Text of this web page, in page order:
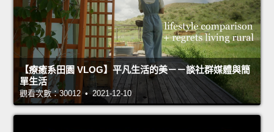
【療癒系田園 VLOG】平凡生活的美－－談社群媒體與簡
單生活
觀看次數：30012 • 2021-12-10